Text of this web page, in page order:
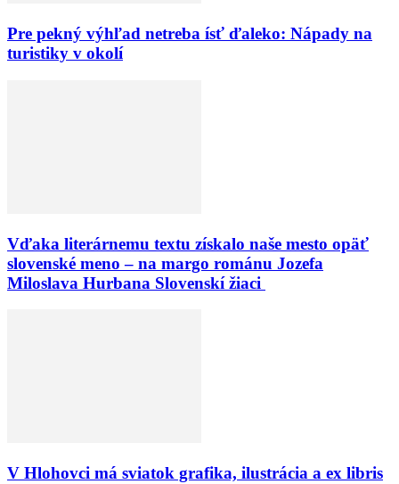
Pre pekný výhľad netreba ísť ďaleko: Nápady na
turistiky v okolí
Vďaka literárnemu textu získalo naše mesto opäť
slovenské meno – na margo románu Jozefa
Miloslava Hurbana Slovenskí žiaci
V Hlohovci má sviatok grafika, ilustrácia a ex libris